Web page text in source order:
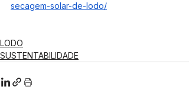
secagem-solar-de-lodo/
LODO
SUSTENTABILIDADE